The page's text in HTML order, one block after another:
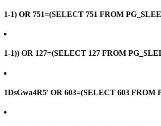
1-1) OR 751=(SELECT 751 FROM
1-1)) OR 127=(SELECT 127 FROM
1DsGwa4R5' OR 603=(SELECT 603 FROM